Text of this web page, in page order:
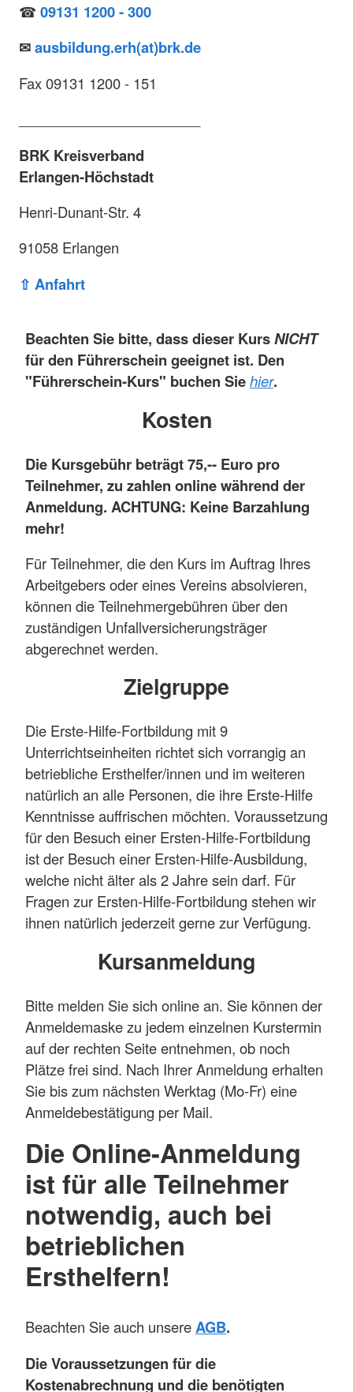
☎ 09131 1200 - 300
✉ausbildung.erh(at)brk.de
Fax 09131 1200 - 151
BRK Kreisverband
Erlangen-Höchstadt
Henri-Dunant-Str. 4
91058 Erlangen
⇧ Anfahrt
Beachten Sie bitte, dass dieser KursNICHT
für den Führerschein geeignet ist. Den
"Führerschein-Kurs" buchen Siehier.
Kosten
Die Kursgebühr beträgt 75,-- Euro pro
Teilnehmer, zu zahlen online während der
Anmeldung. ACHTUNG: Keine Barzahlung
mehr!
Für Teilnehmer, die den Kurs im Auftrag Ihres
Arbeitgebers oder eines Vereins absolvieren,
können die Teilnehmergebühren über den
zuständigen Unfallversicherungsträger
abgerechnet werden.
Zielgruppe
Die Erste-Hilfe-Fortbildung mit 9
Unterrichtseinheiten richtet sich vorrangig an
betriebliche Ersthelfer/innen und im weiteren
natürlich an alle Personen, die ihre Erste-Hilfe
Kenntnisse auffrischen möchten. Voraussetzung
für den Besuch einer Ersten-Hilfe-Fortbildung
ist der Besuch einer Ersten-Hilfe-Ausbildung,
welche nicht älter als 2 Jahre sein darf. Für
Fragen zur Ersten-Hilfe-Fortbildung stehen wir
ihnen natürlich jederzeit gerne zur Verfügung.
Kursanmeldung
Bitte melden Sie sich online an. Sie können der
Anmeldemaske zu jedem einzelnen Kurstermin
auf der rechten Seite entnehmen, ob noch
Plätze frei sind. Nach Ihrer Anmeldung erhalten
Sie bis zum nächsten Werktag (Mo-Fr) eine
Anmeldebestätigung per Mail.
Die Online-Anmeldung
ist für alle Teilnehmer
notwendig, auch bei
betrieblichen
Ersthelfern!
Beachten Sie auch unsereAGB.
Die Voraussetzungen für die
Kostenabrechnung und die benötigten